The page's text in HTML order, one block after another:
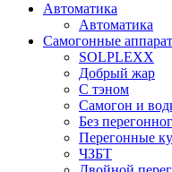
Автоматика
Автоматика
Самогонные
SOLPLEXX
Добрый жар
С тэном
Самогон и
Без
Перегонные
ЧЗБТ